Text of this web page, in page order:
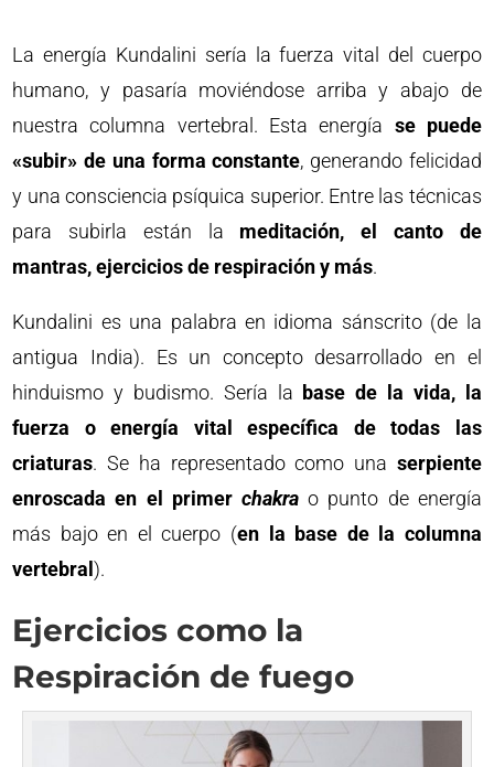
La energía Kundalini sería la fuerza vital del cuerpo
humano, y pasaría moviéndose arriba y abajo de
nuestra columna vertebral. Esta energía se puede
«subir» de una forma constante, generando felicidad
y una consciencia psíquica superior. Entre las técnicas
para subirla están la meditación, el canto de
mantras, ejercicios de respiración y más.
Kundalini es una palabra en idioma sánscrito (de la
antigua India). Es un concepto desarrollado en el
hinduismo y budismo. Sería la base de la vida, la
fuerza o energía vital específica de todas las
criaturas. Se ha representado como una serpiente
enroscada en el primer chakra o punto de energía
más bajo en el cuerpo (en la base de la columna
vertebral).
Ejercicios como la
Respiración de fuego